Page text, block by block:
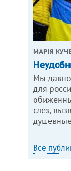
МАРІЯ
Мы давно
для
слез,
Все